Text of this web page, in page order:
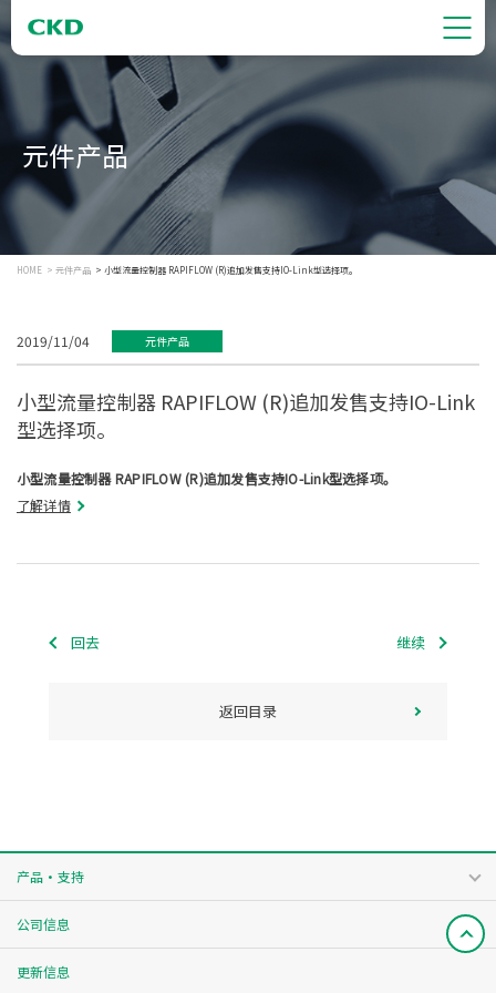
元件产品
HOME 元件产品 小型流量控制器 RAPIFLOW (R)追加发售支持IO-Link型选择项。
2019/11/04 元件产品
小型流量控制器 RAPIFLOW (R)追加发售支持IO-Link
型选择项。
小型流量控制器 RAPIFLOW (R)追加发售支持IO-Link型选择项。
了解详情
回去 继续
返回目录
产品・支持
公司信息
更新信息